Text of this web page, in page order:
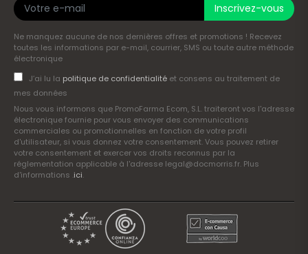
Inscrivez-vous
Ne manquez aucune de nos dernières offres et promotions ! Recevez
toutes les informations par e-mail, courrier, SMS ou toute autre méthode
électronique
J’ai lu la politique de confidentialité et consens au traitement de
mes données
Nous vous informons que PromoFarma Ecom, S.L. traiteront vos l'adresse
électronique fournie pour vous envoyer des communications
commerciales ou promotionnelles en fonction de votre profil
d'utilisateur, si vous donnez votre consentement. Vous pouvez retirer
votre consentement et exercer vos droits reconnus par la
réglementation applicable à l'adresse legal@docmorris.fr. Plus
d'informations .ici.